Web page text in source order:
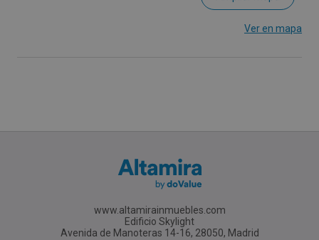
Ver en mapa
www.altamirainmuebles.com
Edificio Skylight
Avenida de Manoteras 14-16, 28050, Madrid